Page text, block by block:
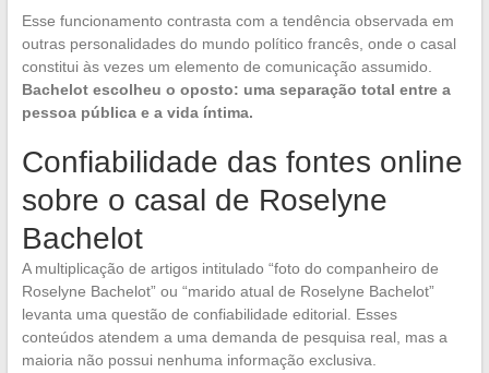
Esse funcionamento contrasta com a tendência observada em
outras personalidades do mundo político francês, onde o casal
constitui às vezes um elemento de comunicação assumido.
Bachelot escolheu o oposto: uma separação total entre a
pessoa pública e a vida íntima.
Confiabilidade das fontes online
sobre o casal de Roselyne
Bachelot
A multiplicação de artigos intitulado “foto do companheiro de
Roselyne Bachelot” ou “marido atual de Roselyne Bachelot”
levanta uma questão de confiabilidade editorial. Esses
conteúdos atendem a uma demanda de pesquisa real, mas a
maioria não possui nenhuma informação exclusiva.